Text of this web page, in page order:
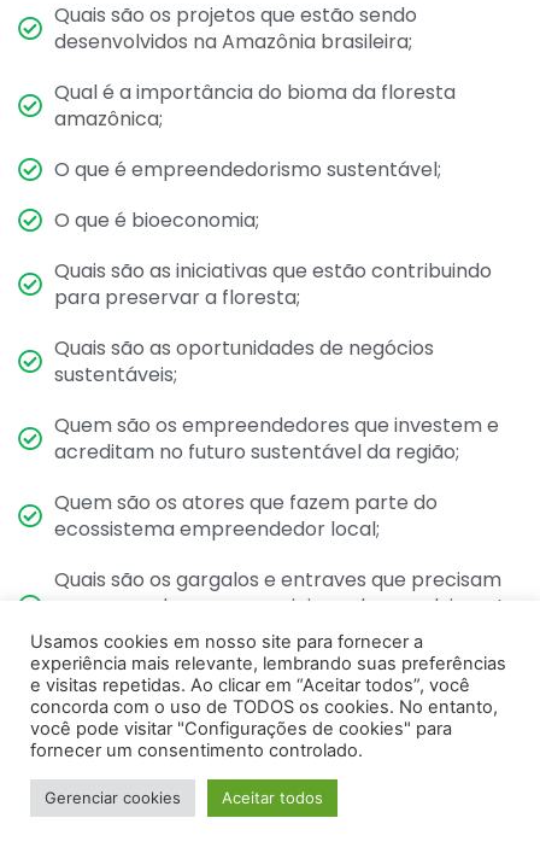
Quais são os projetos que estão sendo
desenvolvidos na Amazônia brasileira;
Qual é a importância do bioma da floresta
amazônica;
O que é empreendedorismo sustentável;
O que é bioeconomia;
Quais são as iniciativas que estão contribuindo
para preservar a floresta;
Quais são as oportunidades de negócios
sustentáveis;
Quem são os empreendedores que investem e
acreditam no futuro sustentável da região;
Quem são os atores que fazem parte do
ecossistema empreendedor local;
Quais são os gargalos e entraves que precisam
ser superados para propiciar o desenvolvimento
do empreendedorismo na região.
NOTÍCIAS
Usamos cookies em nosso site para fornecer a
experiência mais relevante, lembrando suas preferências
e visitas repetidas. Ao clicar em “Aceitar todos”, você
concorda com o uso de TODOS os cookies. No entanto,
você pode visitar "Configurações de cookies" para
fornecer um consentimento controlado.
Gerenciar cookies Aceitar todos